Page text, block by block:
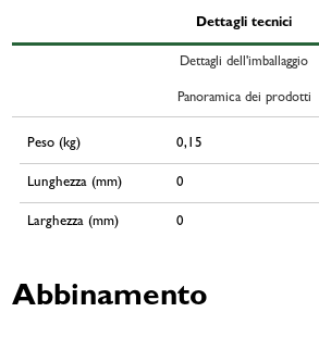
Dettagli tecnici
Dettagli dell'imballaggio
Panoramica dei prodotti
Peso (kg) 0,15
Lunghezza (mm) 0
Larghezza (mm) 0
Abbinamento